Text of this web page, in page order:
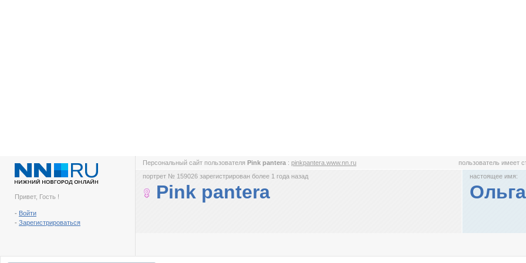
Привет, Гость !
- Войти
- Зарегистрироваться
Персональный сайт пользователя Pink pantera : pinkpantera.www.nn.ru пользователь имеет
портрет № 159026 зарегистрирован более 1 года назад
Pink pantera
настоящее имя:
Ольга